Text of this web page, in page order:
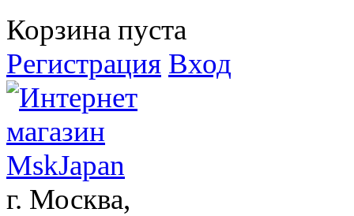
Корзина пуста
Регистрация Вход
г. Москва,